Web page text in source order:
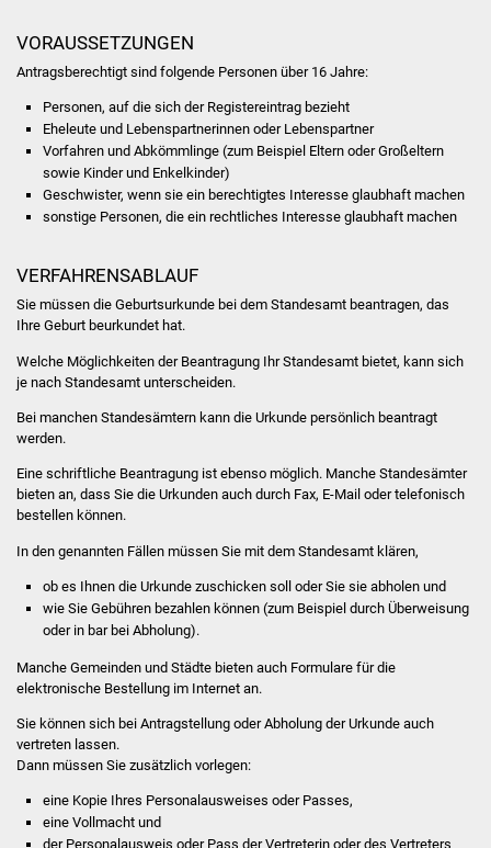
Bürgerinfos
Bildung
Schulen
Kolping-Musikschule
Volkshochschule
Soziale Einrichtungen
Kirchen
Kinder- und
Suenergie
VORAUSSETZUNGEN
Antragsberechtigt sind folgende Personen über 16 Jahre:
Personen, auf die sich der Registereintrag bezieht
Eheleute und Lebenspartnerinnen oder Lebenspartner
Vorfahren und Abkömmlinge (zum Beispiel Eltern oder Großeltern
sowie Kinder und Enkelkinder)
Geschwister, wenn sie ein berechtigtes Interesse glaubhaft machen
sonstige Personen, die ein rechtliches Interesse glaubhaft machen
VERFAHRENSABLAUF
Sie müssen die Geburtsurkunde bei dem Standesamt beantragen, das
Ihre Geburt beurkundet hat.
Welche Möglichkeiten der Beantragung Ihr Standesamt bietet, kann sich
je nach Standesamt unterscheiden.
Bei manchen Standesämtern kann die Urkunde persönlich beantragt
werden.
Eine schriftliche Beantragung ist ebenso möglich. Manche Standesämter
bieten an, dass Sie die Urkunden auch durch Fax, E-Mail oder telefonisch
bestellen können.
In den genannten Fällen müssen Sie mit dem Standesamt klären,
ob es Ihnen die Urkunde zuschicken soll oder Sie sie abholen und
wie Sie Gebühren bezahlen können (zum Beispiel durch Überweisung
oder in bar bei Abholung).
Manche Gemeinden und Städte bieten auch Formulare für die
elektronische Bestellung im Internet an.
Sie können sich bei Antragstellung oder Abholung der Urkunde auch
vertreten lassen.
Dann müssen Sie zusätzlich vorlegen:
eine Kopie Ihres Personalausweises oder Passes,
eine Vollmacht und
der Personalausweis oder Pass der Vertreterin oder des Vertreters